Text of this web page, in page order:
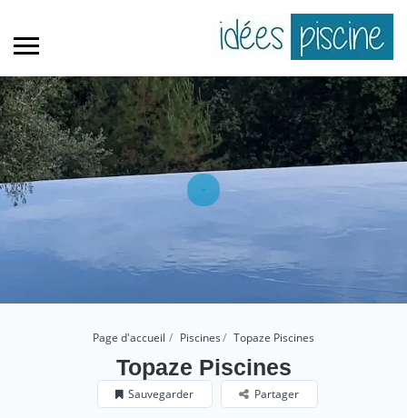
Page d'accueil Piscines Topaze Piscines
Topaze Piscines
Sauvegarder Partager